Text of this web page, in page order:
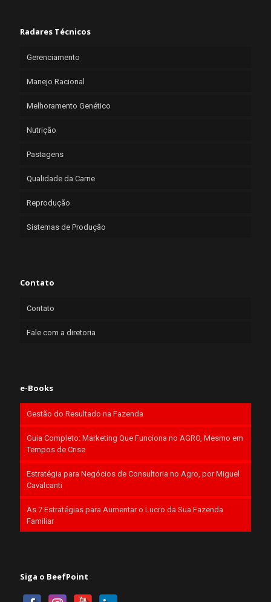
Radares Técnicos
Gerenciamento
Manejo Racional
Melhoramento Genético
Nutrição
Pastagens
Qualidade da Carne
Reprodução
Sistemas de Produção
Contato
Contato
Fale com a diretoria
e-Books
Gestão do Resultado na Fazenda
Guia Completo: Marketing Que Funciona no AGRO, Mesmo em
Tempos de Crise
Estratégia para Negócios de Consultoria no Agro, por Miguel
Cavalcanti
As 7 Estratégias para Aumentar o Lucro da Sua Fazenda
Familiar
Siga o BeefPoint